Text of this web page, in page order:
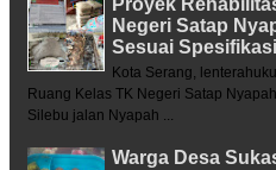
Proyek
Negeri Satap
Sesuai
Kota Serang,
Ruang Kelas TK Negeri Satap
Silebu jalan Nyapah ...
Warga Desa